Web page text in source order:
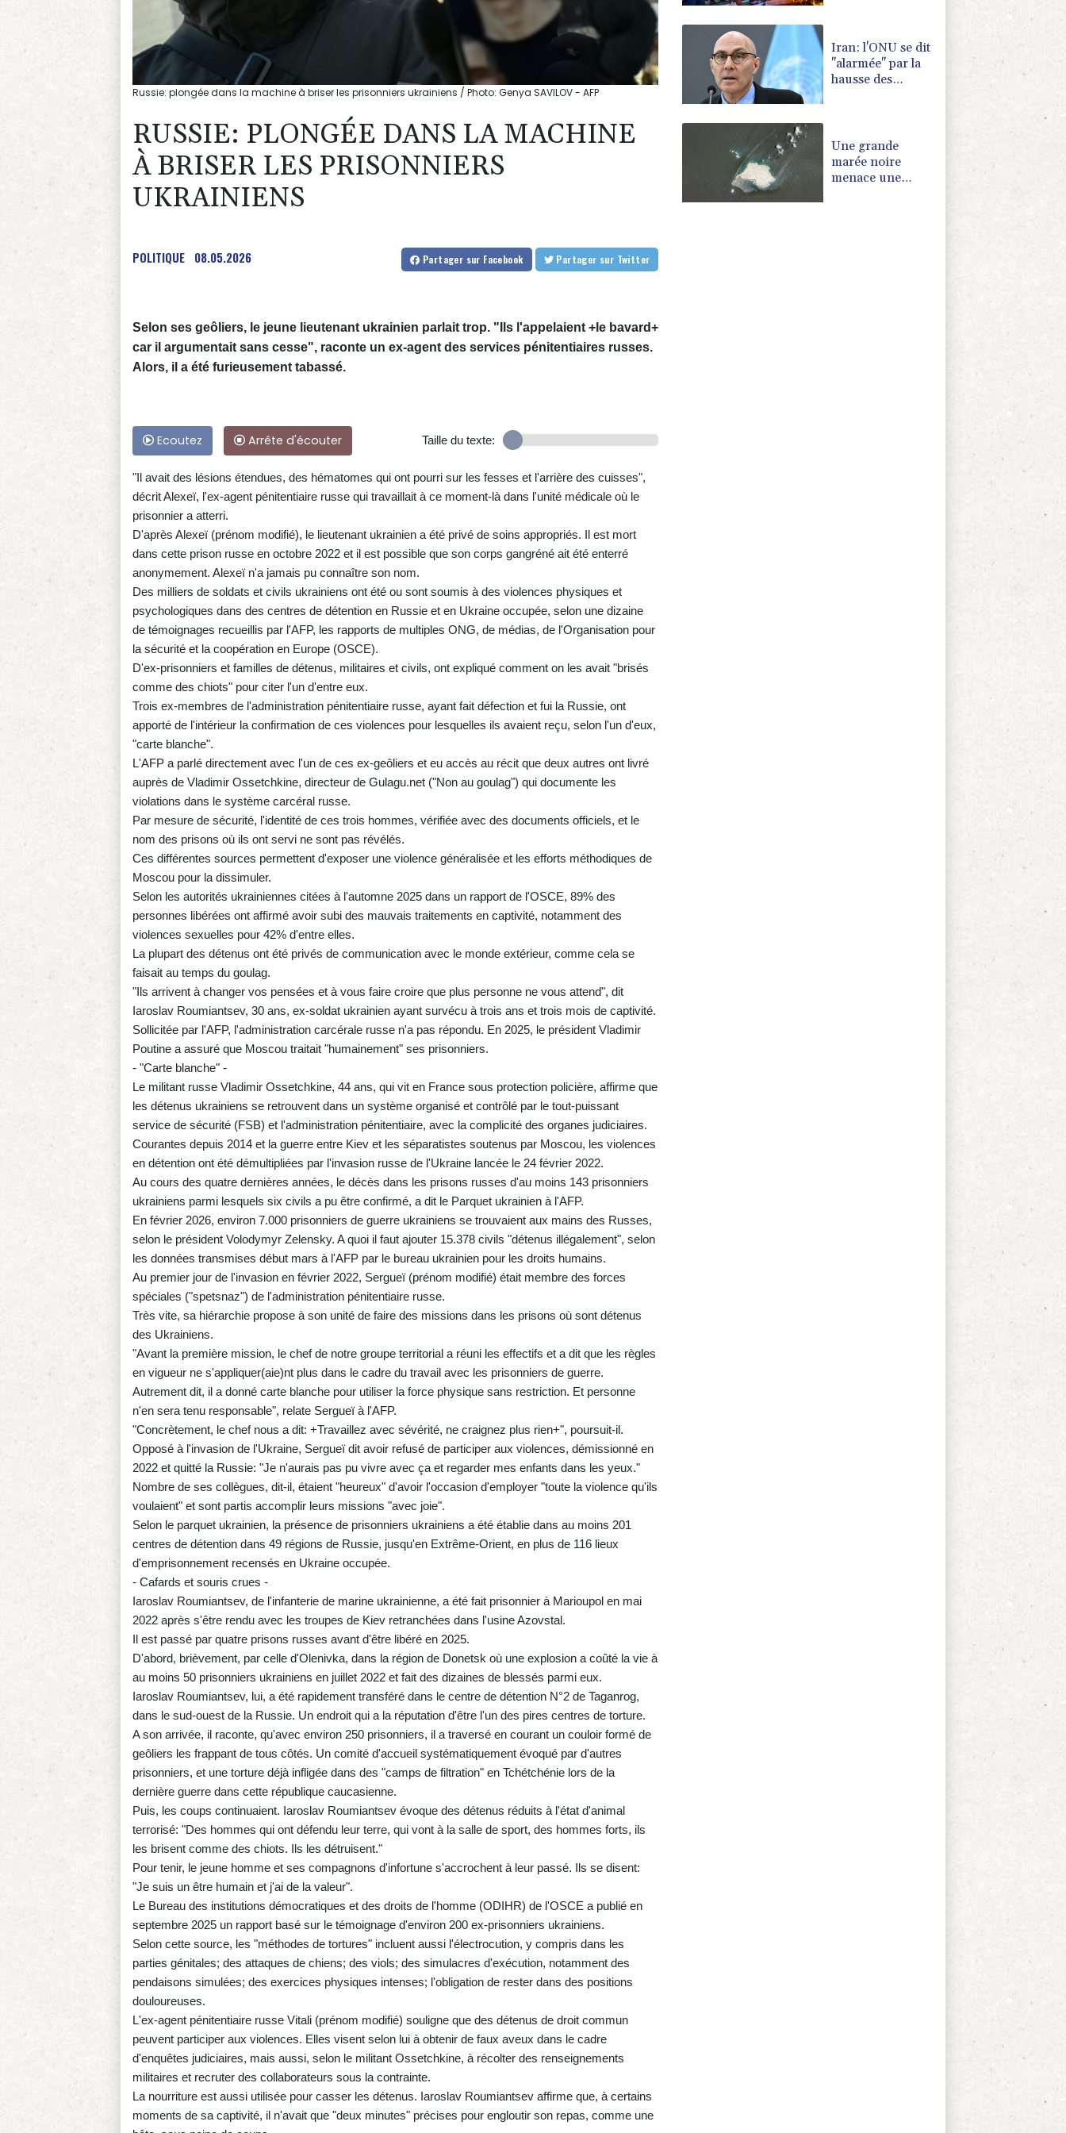
Russie: plongée dans la machine à briser les prisonniers ukrainiens / Photo: Genya SAVILOV - AFP
RUSSIE: PLONGÉE DANS LA MACHINE
À BRISER LES PRISONNIERS
UKRAINIENS
POLITIQUE 08.05.2026 Partager sur Facebook Partager sur Twitter
Selon ses geôliers, le jeune lieutenant ukrainien parlait trop. "Ils l'appelaient +le bavard+
car il argumentait sans cesse", raconte un ex-agent des services pénitentiaires russes.
Alors, il a été furieusement tabassé.
Ecoutez Arrête d'écouter Taille du texte:
"Il avait des lésions étendues, des hématomes qui ont pourri sur les fesses et l'arrière des cuisses",
décrit Alexeï, l'ex-agent pénitentiaire russe qui travaillait à ce moment-là dans l'unité médicale où le
prisonnier a atterri.
D'après Alexeï (prénom modifié), le lieutenant ukrainien a été privé de soins appropriés. Il est mort
dans cette prison russe en octobre 2022 et il est possible que son corps gangréné ait été enterré
anonymement. Alexeï n'a jamais pu connaître son nom.
Des milliers de soldats et civils ukrainiens ont été ou sont soumis à des violences physiques et
psychologiques dans des centres de détention en Russie et en Ukraine occupée, selon une dizaine
de témoignages recueillis par l'AFP, les rapports de multiples ONG, de médias, de l'Organisation pour
la sécurité et la coopération en Europe (OSCE).
D'ex-prisonniers et familles de détenus, militaires et civils, ont expliqué comment on les avait "brisés
comme des chiots" pour citer l'un d'entre eux.
Trois ex-membres de l'administration pénitentiaire russe, ayant fait défection et fui la Russie, ont
apporté de l'intérieur la confirmation de ces violences pour lesquelles ils avaient reçu, selon l'un d'eux,
"carte blanche".
L'AFP a parlé directement avec l'un de ces ex-geôliers et eu accès au récit que deux autres ont livré
auprès de Vladimir Ossetchkine, directeur de Gulagu.net ("Non au goulag") qui documente les
violations dans le système carcéral russe.
Par mesure de sécurité, l'identité de ces trois hommes, vérifiée avec des documents officiels, et le
nom des prisons où ils ont servi ne sont pas révélés.
Ces différentes sources permettent d'exposer une violence généralisée et les efforts méthodiques de
Moscou pour la dissimuler.
Selon les autorités ukrainiennes citées à l'automne 2025 dans un rapport de l'OSCE, 89% des
personnes libérées ont affirmé avoir subi des mauvais traitements en captivité, notamment des
violences sexuelles pour 42% d'entre elles.
La plupart des détenus ont été privés de communication avec le monde extérieur, comme cela se
faisait au temps du goulag.
"Ils arrivent à changer vos pensées et à vous faire croire que plus personne ne vous attend", dit
Iaroslav Roumiantsev, 30 ans, ex-soldat ukrainien ayant survécu à trois ans et trois mois de captivité.
Sollicitée par l'AFP, l'administration carcérale russe n'a pas répondu. En 2025, le président Vladimir
Poutine a assuré que Moscou traitait "humainement" ses prisonniers.
- "Carte blanche" -
Le militant russe Vladimir Ossetchkine, 44 ans, qui vit en France sous protection policière, affirme que
les détenus ukrainiens se retrouvent dans un système organisé et contrôlé par le tout-puissant
service de sécurité (FSB) et l'administration pénitentiaire, avec la complicité des organes judiciaires.
Courantes depuis 2014 et la guerre entre Kiev et les séparatistes soutenus par Moscou, les violences
en détention ont été démultipliées par l'invasion russe de l'Ukraine lancée le 24 février 2022.
Au cours des quatre dernières années, le décès dans les prisons russes d'au moins 143 prisonniers
ukrainiens parmi lesquels six civils a pu être confirmé, a dit le Parquet ukrainien à l'AFP.
En février 2026, environ 7.000 prisonniers de guerre ukrainiens se trouvaient aux mains des Russes,
selon le président Volodymyr Zelensky. A quoi il faut ajouter 15.378 civils "détenus illégalement", selon
les données transmises début mars à l'AFP par le bureau ukrainien pour les droits humains.
Au premier jour de l'invasion en février 2022, Sergueï (prénom modifié) était membre des forces
spéciales ("spetsnaz") de l'administration pénitentiaire russe.
Très vite, sa hiérarchie propose à son unité de faire des missions dans les prisons où sont détenus
des Ukrainiens.
"Avant la première mission, le chef de notre groupe territorial a réuni les effectifs et a dit que les règles
en vigueur ne s'appliquer(aie)nt plus dans le cadre du travail avec les prisonniers de guerre.
Autrement dit, il a donné carte blanche pour utiliser la force physique sans restriction. Et personne
n'en sera tenu responsable", relate Sergueï à l'AFP.
"Concrètement, le chef nous a dit: +Travaillez avec sévérité, ne craignez plus rien+", poursuit-il.
Opposé à l'invasion de l'Ukraine, Sergueï dit avoir refusé de participer aux violences, démissionné en
2022 et quitté la Russie: "Je n'aurais pas pu vivre avec ça et regarder mes enfants dans les yeux."
Nombre de ses collègues, dit-il, étaient "heureux" d'avoir l'occasion d'employer "toute la violence qu'ils
voulaient" et sont partis accomplir leurs missions "avec joie".
Selon le parquet ukrainien, la présence de prisonniers ukrainiens a été établie dans au moins 201
centres de détention dans 49 régions de Russie, jusqu'en Extrême-Orient, en plus de 116 lieux
d'emprisonnement recensés en Ukraine occupée.
- Cafards et souris crues -
Iaroslav Roumiantsev, de l'infanterie de marine ukrainienne, a été fait prisonnier à Marioupol en mai
2022 après s'être rendu avec les troupes de Kiev retranchées dans l'usine Azovstal.
Il est passé par quatre prisons russes avant d'être libéré en 2025.
D'abord, brièvement, par celle d'Olenivka, dans la région de Donetsk où une explosion a coûté la vie à
au moins 50 prisonniers ukrainiens en juillet 2022 et fait des dizaines de blessés parmi eux.
Iaroslav Roumiantsev, lui, a été rapidement transféré dans le centre de détention N°2 de Taganrog,
dans le sud-ouest de la Russie. Un endroit qui a la réputation d'être l'un des pires centres de torture.
A son arrivée, il raconte, qu'avec environ 250 prisonniers, il a traversé en courant un couloir formé de
geôliers les frappant de tous côtés. Un comité d'accueil systématiquement évoqué par d'autres
prisonniers, et une torture déjà infligée dans des "camps de filtration" en Tchétchénie lors de la
dernière guerre dans cette république caucasienne.
Puis, les coups continuaient. Iaroslav Roumiantsev évoque des détenus réduits à l'état d'animal
terrorisé: "Des hommes qui ont défendu leur terre, qui vont à la salle de sport, des hommes forts, ils
les brisent comme des chiots. Ils les détruisent."
Pour tenir, le jeune homme et ses compagnons d'infortune s'accrochent à leur passé. Ils se disent:
"Je suis un être humain et j'ai de la valeur".
Le Bureau des institutions démocratiques et des droits de l'homme (ODIHR) de l'OSCE a publié en
septembre 2025 un rapport basé sur le témoignage d'environ 200 ex-prisonniers ukrainiens.
Selon cette source, les "méthodes de tortures" incluent aussi l'électrocution, y compris dans les
parties génitales; des attaques de chiens; des viols; des simulacres d'exécution, notamment des
pendaisons simulées; des exercices physiques intenses; l'obligation de rester dans des positions
douloureuses.
L'ex-agent pénitentiaire russe Vitali (prénom modifié) souligne que des détenus de droit commun
peuvent participer aux violences. Elles visent selon lui à obtenir de faux aveux dans le cadre
d'enquêtes judiciaires, mais aussi, selon le militant Ossetchkine, à récolter des renseignements
militaires et recruter des collaborateurs sous la contrainte.
La nourriture est aussi utilisée pour casser les détenus. Iaroslav Roumiantsev affirme que, à certains
moments de sa captivité, il n'avait que "deux minutes" précises pour engloutir son repas, comme une
Iran: l'ONU se dit
"alarmée" par la
hausse des
Une grande
marée noire
menace une